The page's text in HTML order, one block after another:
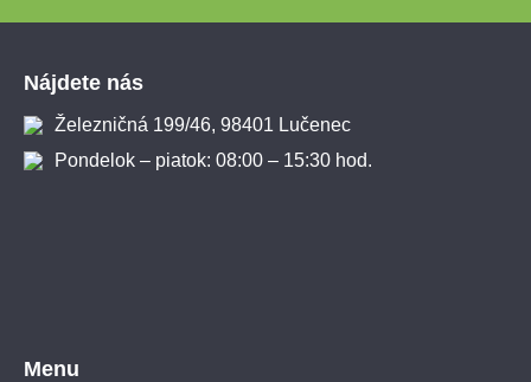
Nájdete nás
Železničná 199/46, 98401 Lučenec
Pondelok – piatok: 08:00 – 15:30 hod.
Menu